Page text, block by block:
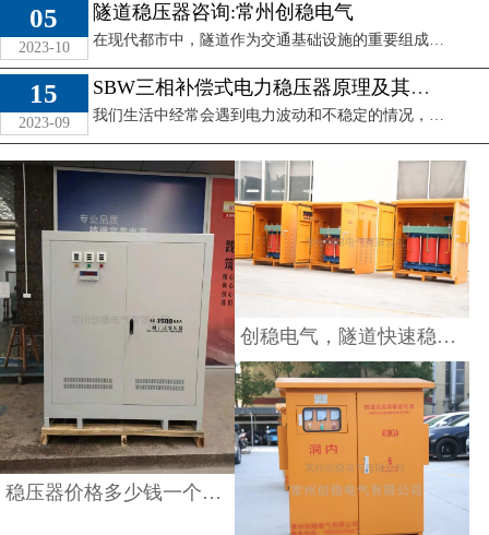
05
2023-10
隧道稳压器咨询:常州创稳电气
在现代都市中，隧道作为交通基础设施的重要组成部分，承载着大量车辆和行人的交通压力。然而，由于隧道内部环境复杂，易受高湿度、气压变化等外界因素影响，电力 ...
15
2023-09
SBW三相补偿式电力稳压器原理及其优势
我们生活中经常会遇到电力波动和不稳定的情况，电器设备的正常运行可能会受到影响，甚至会造成设备的损坏。为了解决这一问题，SBW三相补偿式电力稳压器应运而 ...
稳压器价格多少钱一个合适
创稳电气，隧道快速稳压器的创新突破
创稳电气，隧道快速稳
压器的创新突破
查看详情
隧道专用稳压器，创新
科技带来大功率超稳压
查看详情
隧道稳压器咨询:常州创
稳电气